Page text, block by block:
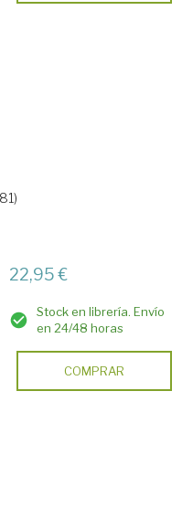
22,95 €
Stock en librería. Envío
en 24/48 horas
COMPRAR